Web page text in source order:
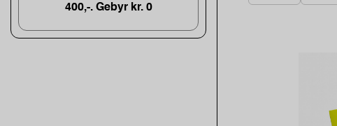
400,-. Gebyr kr. 0